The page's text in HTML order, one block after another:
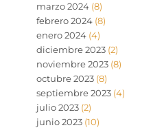
marzo 2024(8)
febrero 2024(8)
enero 2024(4)
diciembre 2023(2)
noviembre 2023(8)
octubre 2023(8)
septiembre 2023(4)
julio 2023(2)
junio 2023(10)